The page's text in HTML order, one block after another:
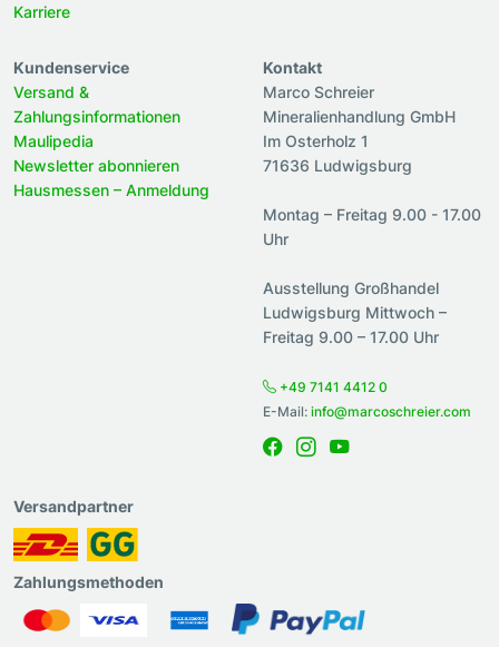
Karriere
Kundenservice
Versand &
Zahlungsinformationen
Maulipedia
Newsletter abonnieren
Hausmessen – Anmeldung
Kontakt
Marco Schreier
Mineralienhandlung GmbH
Im Osterholz 1
71636 Ludwigsburg
Montag – Freitag 9.00 - 17.00
Uhr
Ausstellung Großhandel
Ludwigsburg Mittwoch –
Freitag 9.00 – 17.00 Uhr
+49 7141 4412 0
E-Mail: info@marcoschreier.com
Versandpartner
Zahlungsmethoden